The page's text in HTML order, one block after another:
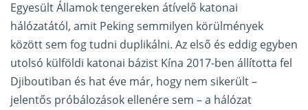
Egyesült Államok tengereken átívelő katonai
hálózatától, amit Peking semmilyen körülmények
között sem fog tudni duplikálni. Az első és eddig egyben
utolsó külföldi katonai bázist Kína 2017-ben állította fel
Djiboutiban és hat éve már, hogy nem sikerült –
jelentős próbálozások ellenére sem – a hálózat